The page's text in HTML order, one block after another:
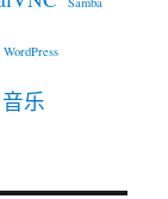
WordPress
音乐